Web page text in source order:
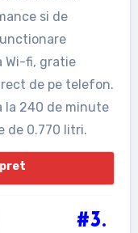
si de
Wi-fi, gratie
de pe telefon.
la 240 de minute
de 0.770 litri.
#3.